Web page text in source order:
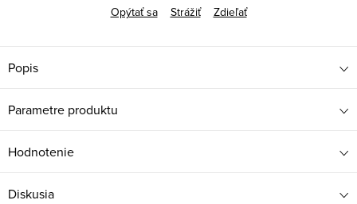
Opýtať sa
Strážiť Zdieľať
Popis
Parametre produktu
Hodnotenie
Diskusia